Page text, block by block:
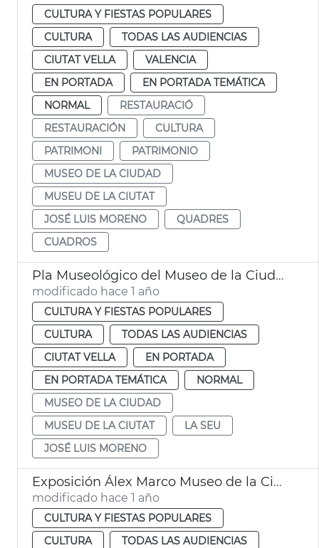
CULTURA Y FIESTAS POPULARES
CULTURA
TODAS LAS AUDIENCIAS
CIUTAT VELLA
VALENCIA
EN PORTADA
EN PORTADA TEMÁTICA
NORMAL
RESTAURACIÓ
RESTAURACIÓN
CULTURA
PATRIMONI
PATRIMONIO
MUSEO DE LA CIUDAD
MUSEU DE LA CIUTAT
JOSÉ LUIS MORENO
QUADRES
CUADROS
Pla Museológico del Museo de la Ciudad
modificado hace 1 año
CULTURA Y FIESTAS POPULARES
CULTURA
TODAS LAS AUDIENCIAS
CIUTAT VELLA
EN PORTADA
EN PORTADA TEMÁTICA
NORMAL
MUSEO DE LA CIUDAD
MUSEU DE LA CIUTAT
LA SEU
JOSÉ LUIS MORENO
Exposición Álex Marco Museo de la Ciudad
modificado hace 1 año
CULTURA Y FIESTAS POPULARES
CULTURA
TODAS LAS AUDIENCIAS